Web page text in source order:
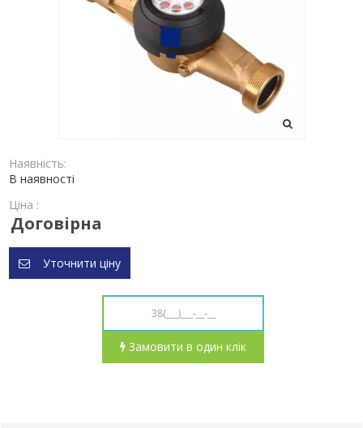
Наявність:
В наявності
Ціна :
Договірна
Уточнити ціну
Замовити в один клік